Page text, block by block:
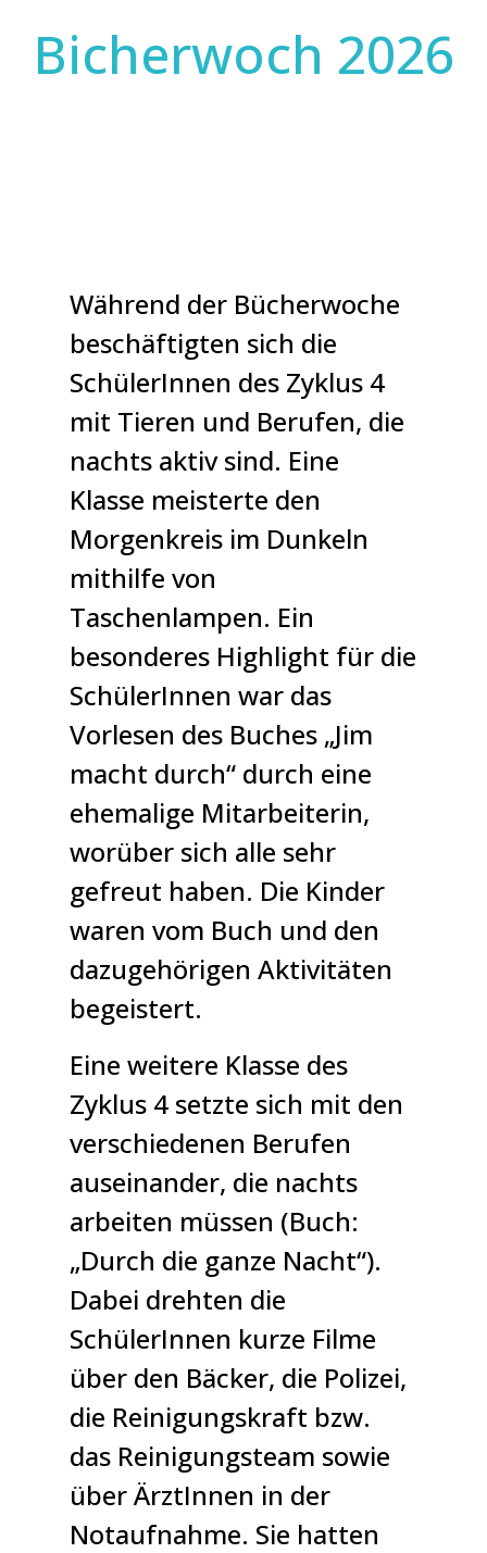
Bicherwoch 2026
Während der Bücherwoche
beschäftigten sich die
SchülerInnen des Zyklus 4
mit Tieren und Berufen, die
nachts aktiv sind. Eine
Klasse meisterte den
Morgenkreis im Dunkeln
mithilfe von
Taschenlampen. Ein
besonderes Highlight für die
SchülerInnen war das
Vorlesen des Buches „Jim
macht durch“ durch eine
ehemalige Mitarbeiterin,
worüber sich alle sehr
gefreut haben. Die Kinder
waren vom Buch und den
dazugehörigen Aktivitäten
begeistert.
Eine weitere Klasse des
Zyklus 4 setzte sich mit den
verschiedenen Berufen
auseinander, die nachts
arbeiten müssen (Buch:
„Durch die ganze Nacht“).
Dabei drehten die
SchülerInnen kurze Filme
über den Bäcker, die Polizei,
die Reinigungskraft bzw.
das Reinigungsteam sowie
über ÄrztInnen in der
Notaufnahme. Sie hatten